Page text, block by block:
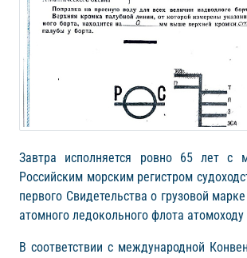
Завтра исполняется ровно 65 лет с
Российским морским регистром
первого Свидетельства о грузовой
атомного ледокольного флота
В соответствии с международной